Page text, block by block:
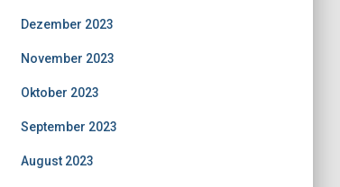
Dezember 2023
November 2023
Oktober 2023
September 2023
August 2023